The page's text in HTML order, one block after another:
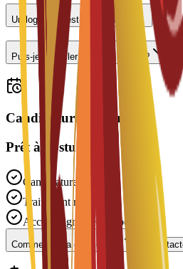
Un logement est-il proposé ?
Puis-je travailler à temps partiel ?
Candidatures ouvertes
Prêt à postuler ?
Candidature gratuite
Traitement rapide
Accompagnement expert
Commencer la candidature